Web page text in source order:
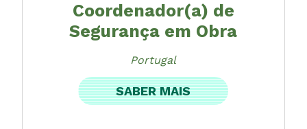
Coordenador(a) de
Segurança em Obra
Portugal
SABER MAIS